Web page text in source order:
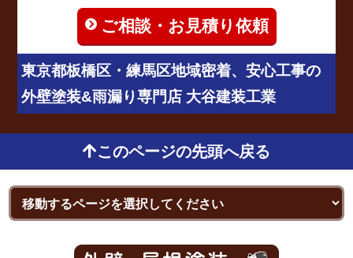
ご相談・お見積り依頼
東京都板橋区・練馬区地域密着、安心工事の
外壁塗装&雨漏り専門店 大谷建装工業
このページの先頭へ戻る